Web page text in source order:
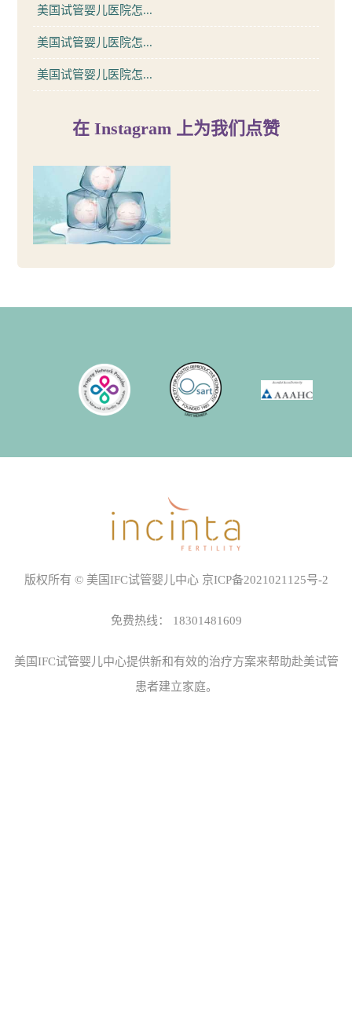
美国试管婴儿医院怎...
美国试管婴儿医院怎...
美国试管婴儿医院怎...
在 Instagram 上为我们点赞
版权所有 © 美国IFC试管婴儿中心 京ICP备2021021125号-2
免费热线： 18301481609
美国IFC试管婴儿中心提供新和有效的治疗方案来帮助赴美试管
患者建立家庭。